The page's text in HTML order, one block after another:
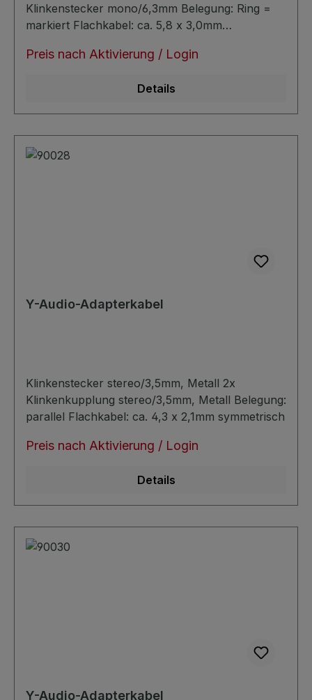
Klinkenstecker mono/6,3mm Belegung: Ring =
markiert Flachkabel: ca. 5,8 x 3,0mm
Preis nach Aktivierung / Login
Details
Y-Audio-Adapterkabel
Klinkenstecker stereo/3,5mm, Metall 2x
Klinkenkupplung stereo/3,5mm, Metall Belegung:
parallel Flachkabel: ca. 4,3 x 2,1mm symmetrisch
Preis nach Aktivierung / Login
Details
Y-Audio-Adapterkabel